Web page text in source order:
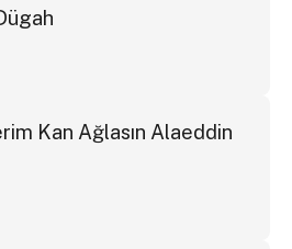
Kan Ağlasın Alaeddin